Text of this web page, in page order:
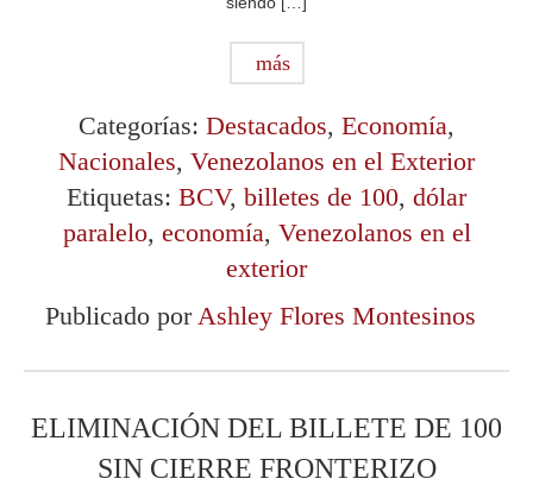
más
Categorías: Destacados, Economía,
Nacionales, Venezolanos en el Exterior
Etiquetas: BCV, billetes de 100, dólar
paralelo, economía, Venezolanos en el
exterior
Publicado porAshley Flores Montesinos
ELIMINACIÓN DEL BILLETE DE 100
SIN CIERRE FRONTERIZO